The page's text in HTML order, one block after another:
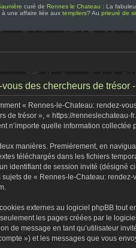
curé de Rennes le Chateau : La
à une affaire liée aux templiers? Au prieuré de
des chercheurs de trésor
« Rennes-le-Chateau: rendez-
de trésor », « https://
n’importe quelle information
manières. Premièrement, en
téléchargés dans les fichiers
identifiant de session invité (désigné
de « Rennes-le-Chateau:
externes au logiciel phpBB tout
les pages créées par le
de message en tant qu’utilisateur
») et les messages que vous